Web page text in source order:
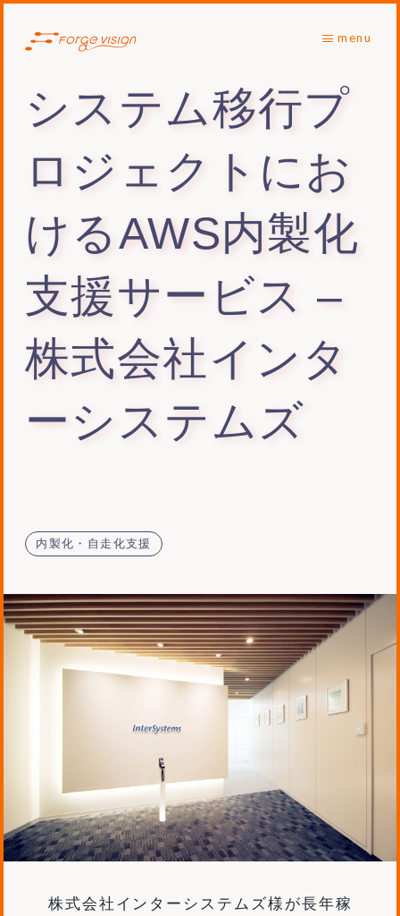
menu
システム移行プ
ロジェクトにお
けるAWS内製化
支援サービス –
株式会社インタ
ーシステムズ
内製化・自走化支援
株式会社インターシステムズ様が長年稼